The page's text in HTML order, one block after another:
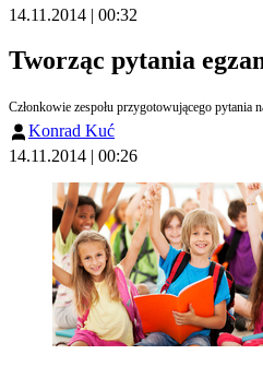
14.11.2014 | 00:32
Tworząc pytania
Członkowie zespołu przygotowującego
Konrad Kuć
14.11.2014 | 00:26